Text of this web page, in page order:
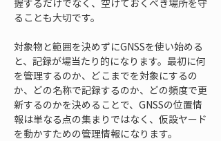
握するだけでなく、空けておくべき場所を守
ることも大切です。
対象物と範囲を決めずにGNSSを使い始める
と、記録が場当たり的になります。最初に何
を管理するのか、どこまでを対象にするの
か、どの名称で記録するのか、どの頻度で更
新するのかを決めることで、GNSSの位置情
報は単なる点の集まりではなく、仮設ヤード
を動かすための管理情報になります。